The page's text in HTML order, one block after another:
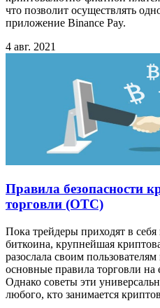
что позволит осуществлять
приложение Binance Pay.
4 авг. 2021
Правила безопасности
торговли (OTC)
Пока трейдеры приходят в
биткоина, крупнейшая
разослала своим
основные правила торговли на
Однако советы эти
любого, кто занимается